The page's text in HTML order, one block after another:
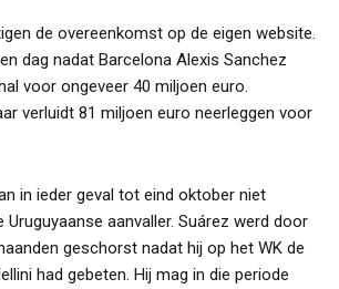
de overeenkomst op de eigen website.
dag nadat Barcelona Alexis Sanchez
voor ongeveer 40 miljoen euro.
verluidt 81 miljoen euro neerleggen voor
in ieder geval tot eind oktober niet
Uruguyaanse aanvaller. Suárez werd door
geschorst nadat hij op het WK de
had gebeten. Hij mag in die periode